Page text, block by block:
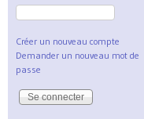
Créer un nouveau compte
Demander un nouveau mot de
passe